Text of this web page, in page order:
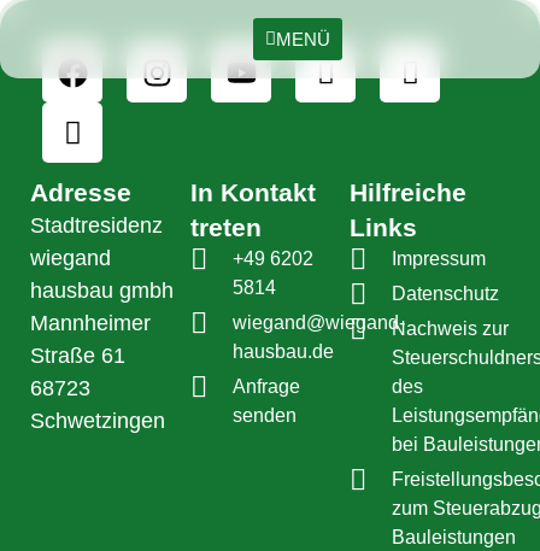
MENÜ
Adresse
Stadtresidenz
wiegand
hausbau gmbh
Mannheimer
Straße 61
68723
Schwetzingen
In Kontakt
treten
+49 6202
5814
wiegand@wiegand-
hausbau.de
Anfrage
senden
Hilfreiche
Links
Impressum
Datenschutz
Nachweis zur
des
bei
zum
Bauleistungen